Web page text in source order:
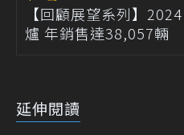
【回顧展望系列】
爐 年銷售達38,057輛
延伸閱讀